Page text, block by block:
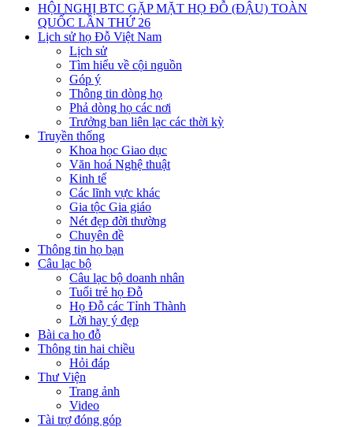
HỘI NGHỊ BTC GẶP MẶT HỌ ĐỖ (ĐẬU) TOÀN
QUỐC LẦN THỨ 26
Lịch sử họ Đỗ Việt Nam
Lịch sử
Tìm hiểu về cội nguồn
Góp ý
Thông tin dòng họ
Phả dòng họ các nơi
Trưởng ban liên lạc các thời kỳ
Truyền thống
Khoa học Giao dục
Văn hoá Nghệ thuật
Kinh tế
Các lĩnh vực khác
Gia tộc Gia giáo
Nét đẹp đời thường
Chuyên đề
Thông tin họ bạn
Câu lạc bộ
Câu lạc bộ doanh nhân
Tuổi trẻ họ Đỗ
Họ Đỗ các Tỉnh Thành
Lời hay ý đẹp
Bài ca họ đỗ
Thông tin hai chiều
Hỏi đáp
Thư Viện
Trang ảnh
Video
Tài trợ đóng góp